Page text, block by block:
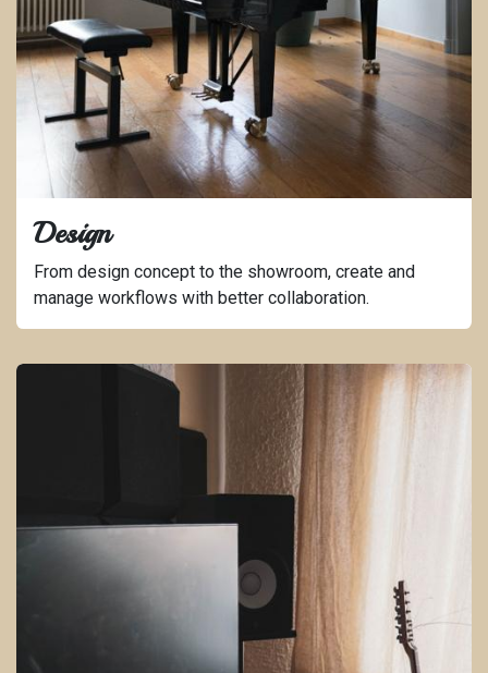
Design
From design concept to the showroom, create and
manage workflows with better collaboration.